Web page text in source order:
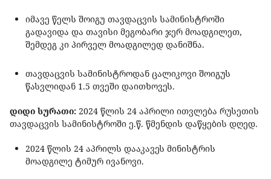
იმავე წელს შოიგუ თავდაცვის სამინისტროში
გადავიდა და თავისი მეგობარი ჯერ მოადგილეთ,
შემდეგ კი პირველ მოადგილედ დანიშნა.
თავდაცვის სამინისტროდან ცალიკოვი შოიგუს
წასვლიდან 1.5 თვეში დაითხოვეს.
დიდი სურათი: 2024 წლის 24 აპრილი ითვლება რუსეთის
თავდაცვის სამინისტროში ე.წ. წმენდის დაწყების დღედ.
2024 წლის 24 აპრილს დააკავეს მინისტრის
მოადგილე ტიმურ ივანოვი.